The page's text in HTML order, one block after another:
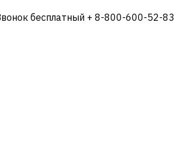
бесплатный + 8-800-600-52-83